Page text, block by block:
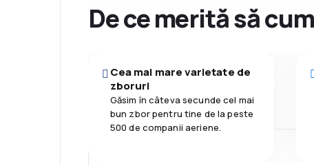
De ce merită să
Cea mai mare varietate de
zboruri
Găsim în câteva secunde cel mai
bun zbor pentru tine de la peste
500 de companii aeriene.